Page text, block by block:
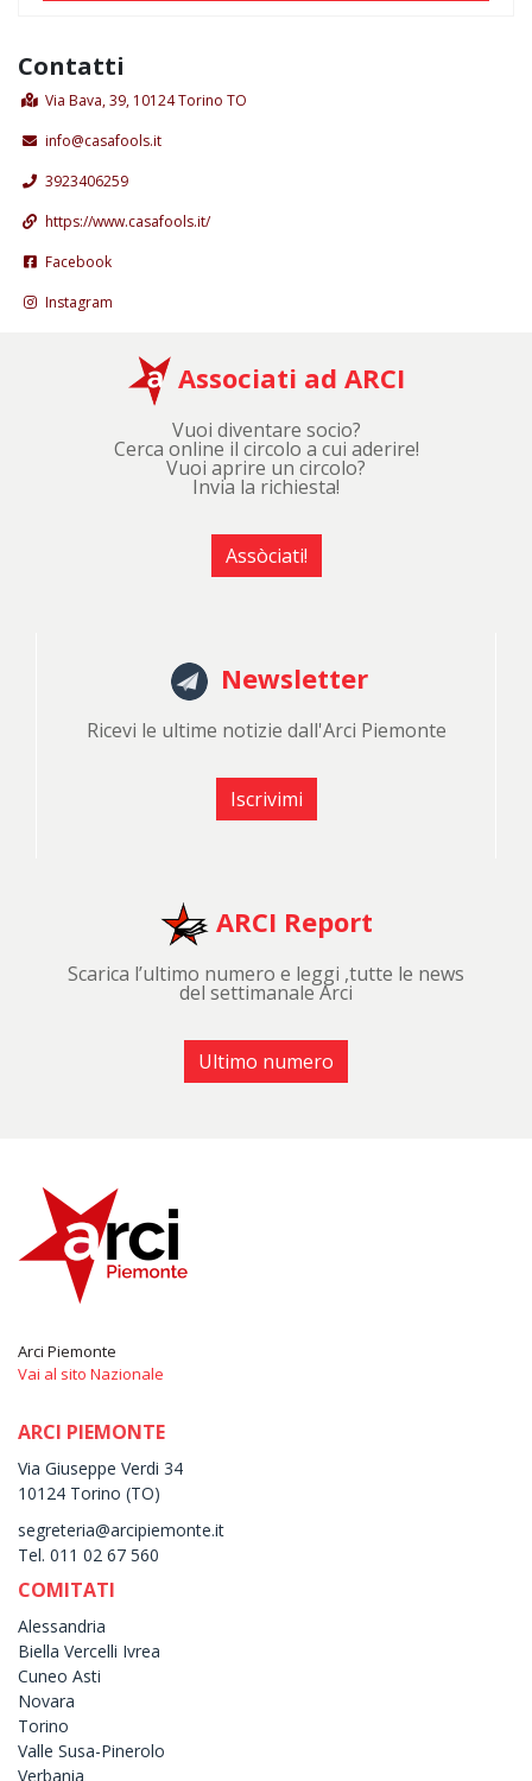
Contatti
Via Bava, 39, 10124 Torino TO
info@casafools.it
3923406259
https://www.casafools.it/
Facebook
Instagram
Associati ad ARCI
Vuoi diventare socio?
Cerca online il circolo a cui aderire!
Vuoi aprire un circolo?
Invia la richiesta!
Assòciati!
Newsletter
Ricevi le ultime notizie dall'Arci Piemonte
Iscrivimi
ARCI Report
Scarica l’ultimo numero e leggi ,tutte le news
del settimanale Arci
Ultimo numero
Arci Piemonte
Vai al sito Nazionale
ARCI PIEMONTE
Via Giuseppe Verdi 34
10124 Torino (TO)
segreteria@arcipiemonte.it
Tel. 011 02 67 560
COMITATI
Alessandria
Biella Vercelli Ivrea
Cuneo Asti
Novara
Torino
Valle Susa-Pinerolo
Verbania